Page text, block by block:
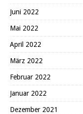
Juni 2022
Mai 2022
April 2022
März 2022
Februar 2022
Januar 2022
Dezember 2021